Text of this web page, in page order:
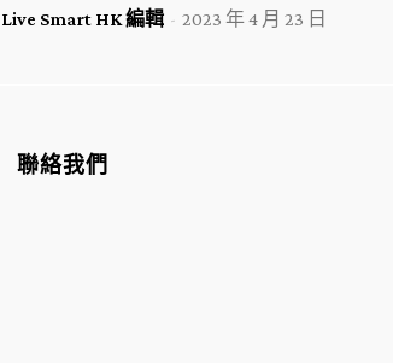
Live Smart HK 編輯 - 2023 年 4 月 23 日
聯絡我們